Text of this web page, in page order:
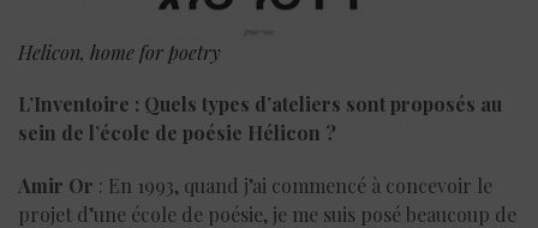
Helicon, home for poetry
L’Inventoire : Quels types d’ateliers sont proposés au
sein de l’école de poésie Hélicon ?
Amir Or : En 1993, quand j’ai commencé à concevoir le
projet d’une école de poésie, je me suis posé beaucoup de